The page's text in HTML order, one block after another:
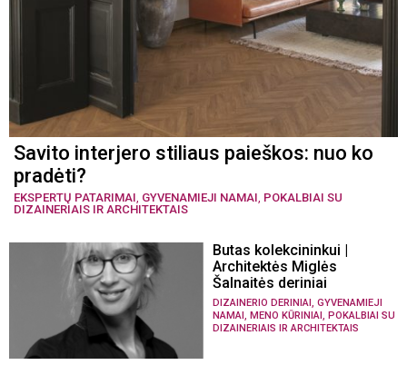
Savito interjero stiliaus paieškos: nuo ko
pradėti?
EKSPERTŲ PATARIMAI GYVENAMIEJI NAMAI POKALBIAI SU
DIZAINERIAIS IR ARCHITEKTAIS
Butas kolekcininkui |
Architektės Miglės
Šalnaitės deriniai
DIZAINERIO DERINIAI GYVENAMIEJI
NAMAI MENO KŪRINIAI POKALBIAI SU
DIZAINERIAIS IR ARCHITEKTAIS